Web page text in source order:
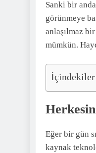
Sanki bir
görünmeye
anlaşılmaz
mümkün.
İçindekiler
Eğer bir gün
kaynak